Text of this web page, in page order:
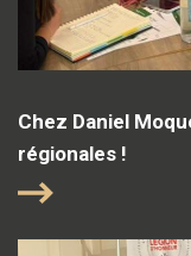
Chez Daniel
régionales !